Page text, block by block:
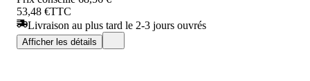
53,48 €TTC
Livraison au plus tard le 2-3 jours ouvrés
Afficher les détails